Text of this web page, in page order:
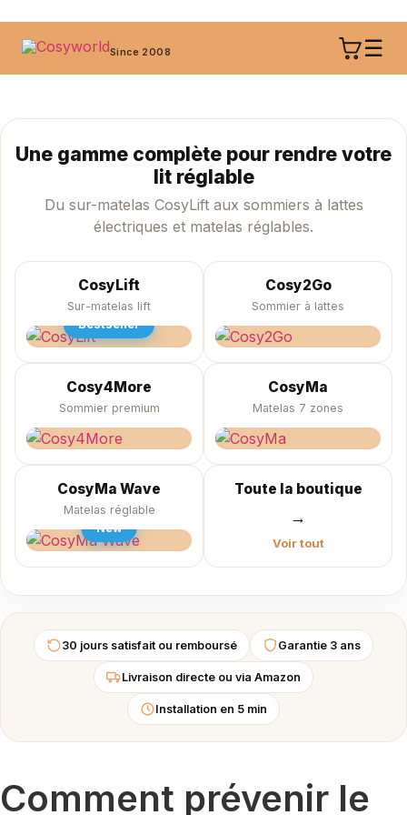
Since 2008 ☰
Une gamme complète pour rendre votre
lit réglable
Du sur-matelas CosyLift aux sommiers à lattes
électriques et matelas réglables.
CosyLift
Sur-matelas lift
Bestseller
Cosy2Go
Sommier à lattes
Cosy4More
Sommier premium
CosyMa
Matelas 7 zones
CosyMa Wave
Matelas réglable
New
Toute la boutique
→
Voir tout
30 jours satisfait ou remboursé Garantie 3 ans
Livraison directe ou via Amazon
Installation en 5 min
Comment prévenir le